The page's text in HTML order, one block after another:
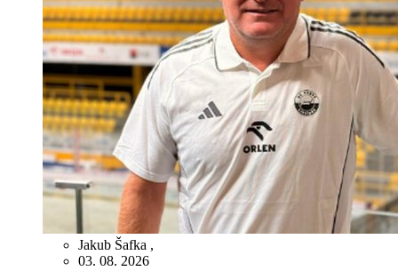
Jakub Šafka ,
03. 08. 2026